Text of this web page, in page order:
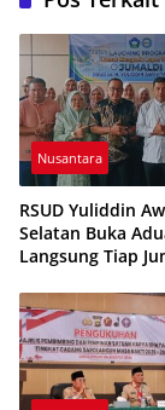
Nusantara
RSUD Yuliddin
Selatan Buka
Langsung Tiap